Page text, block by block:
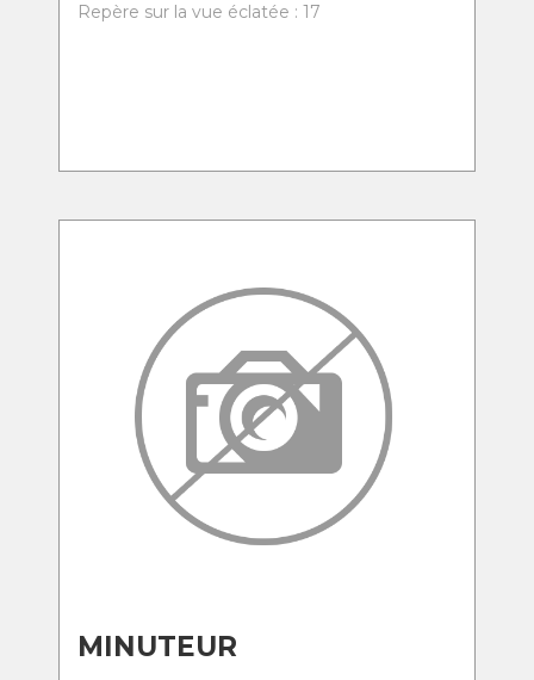
Repère sur la vue éclatée : 17
MINUTEUR